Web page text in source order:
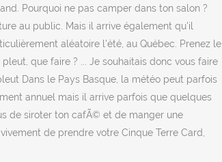
Pourquoi ne pas camper dans ton salon ?
au public. Mais il arrive également qu'il
aléatoire l'été, au Québec. Prenez le
que faire ? ... Je souhaitais donc vous faire
Dans le Pays Basque, la météo peut parfois
annuel mais il arrive parfois que quelques
de siroter ton cafÃ© et de manger une
de prendre votre Cinque Terre Card,